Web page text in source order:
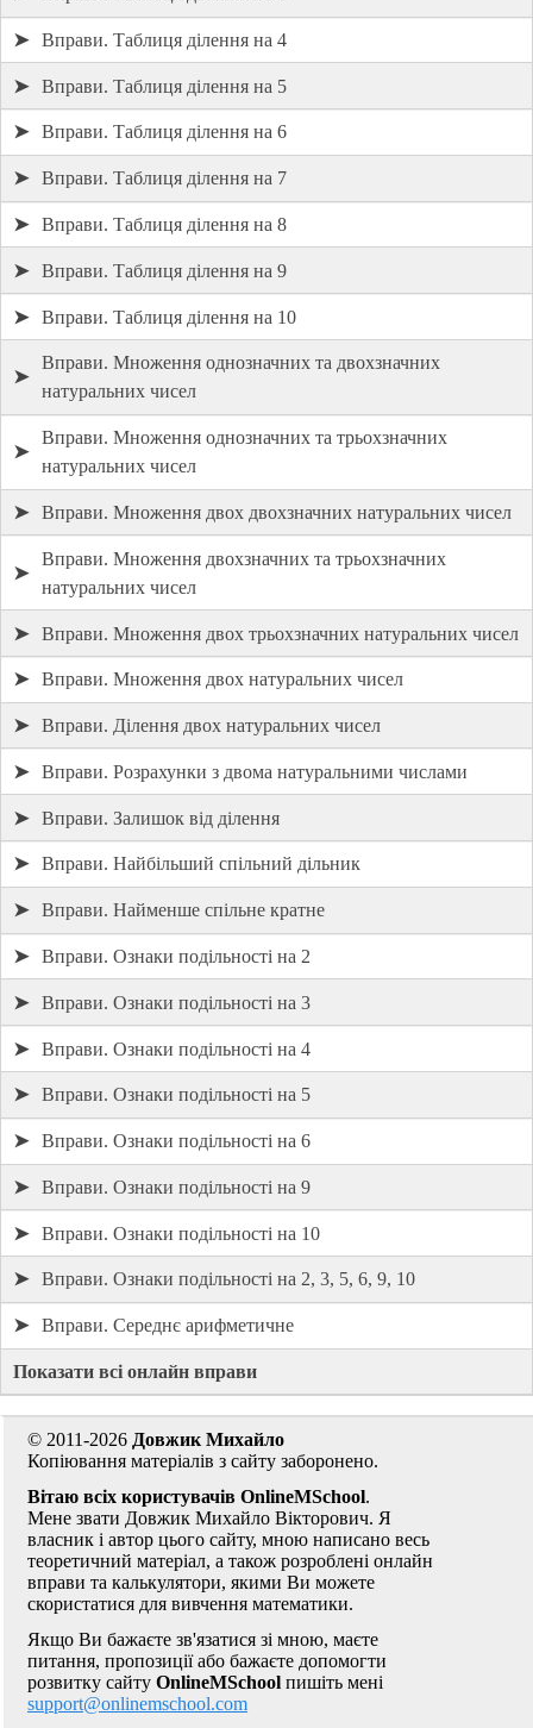
➤ Вправи. Таблиця ділення на 4
➤ Вправи. Таблиця ділення на 5
➤ Вправи. Таблиця ділення на 6
➤ Вправи. Таблиця ділення на 7
➤ Вправи. Таблиця ділення на 8
➤ Вправи. Таблиця ділення на 9
➤ Вправи. Таблиця ділення на 10
➤
Вправи. Множення однозначних та двохзначних
натуральних чисел
➤
Вправи. Множення однозначних та трьохзначних
натуральних чисел
➤ Вправи. Множення двох двохзначних натуральних чисел
➤
Вправи. Множення двохзначних та трьохзначних
натуральних чисел
➤ Вправи. Множення двох трьохзначних натуральних чисел
➤ Вправи. Множення двох натуральних чисел
➤ Вправи. Ділення двох натуральних чисел
➤ Вправи. Розрахунки з двома натуральними числами
➤ Вправи. Залишок від ділення
➤ Вправи. Найбільший спільний дільник
➤ Вправи. Найменше спільне кратне
➤ Вправи. Ознаки подільності на 2
➤ Вправи. Ознаки подільності на 3
➤ Вправи. Ознаки подільності на 4
➤ Вправи. Ознаки подільності на 5
➤ Вправи. Ознаки подільності на 6
➤ Вправи. Ознаки подільності на 9
➤ Вправи. Ознаки подільності на 10
➤ Вправи. Ознаки подільності на 2, 3, 5, 6, 9, 10
➤ Вправи. Середнє арифметичне
Показати всі онлайн вправи
© 2011-2026 Довжик Михайло
Копіювання матеріалів з сайту заборонено.
Вітаю всіх користувачів OnlineMSchool.
Мене звати Довжик Михайло Вікторович. Я
власник і автор цього сайту, мною написано весь
теоретичний матеріал, а також розроблені онлайн
вправи та калькулятори, якими Ви можете
скористатися для вивчення математики.
Якщо Ви бажаєте зв'язатися зі мною, маєте
питання, пропозиції або бажаєте допомогти
розвитку сайту OnlineMSchool пишіть мені
support@onlinemschool.com